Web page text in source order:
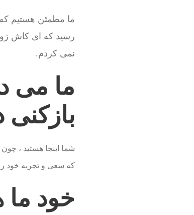
ما مطمئن هستیم که
رسید که ای کاش
نمی کردم.
ما می
شما اینجا هستید ،
که سعی و تجربه خود را
خود ما